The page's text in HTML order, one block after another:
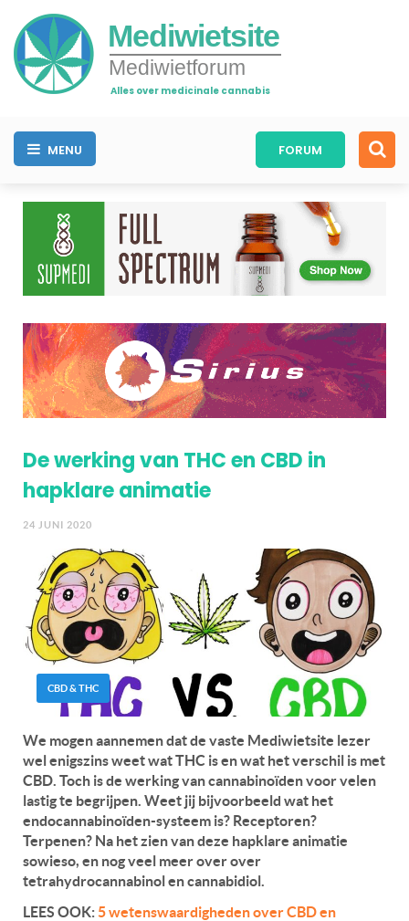
Mediwietsite
Mediwietforum
Alles over medicinale cannabis
MENU FORUM
De werking van THC en CBD in
hapklare animatie
24 JUNI 2020
CBD & THC
We mogen aannemen dat de vaste Mediwietsite lezer
wel enigszins weet wat THC is en wat het verschil is met
CBD. Toch is de werking van cannabinoïden voor velen
lastig te begrijpen. Weet jij bijvoorbeeld wat het
endocannabinoïden-systeem is? Receptoren?
Terpenen? Na het zien van deze hapklare animatie
sowieso, en nog veel meer over over
tetrahydrocannabinol en cannabidiol.
LEES OOK:5 wetenswaardigheden over CBD en